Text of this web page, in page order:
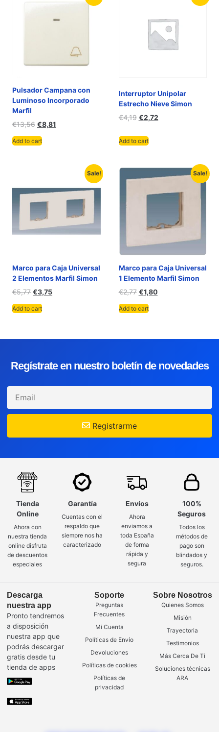
Pulsador Campana con
Luminoso Incorporado
Marfil
€13,56 €8,81
Add to cart
Interruptor Unipolar
Estrecho Nieve Simon
€4,19 €2,72
Add to cart
Sale!
Marco para Caja Universal
2 Elementos Marfil Simon
€5,77 €3,75
Add to cart
Sale!
Marco para Caja Universal
1 Elemento Marfil Simon
€2,77 €1,80
Add to cart
Regístrate en nuestro boletín de novedades
Registrarme
Tienda
Online
Ahora con
nuestra tienda
online disfruta
de descuentos
especiales
Garantía
Cuentas con el
respaldo que
siempre nos ha
caracterizado
Envíos
Ahora
enviamos a
toda España
de forma
rápida y
segura
100%
Seguros
Todos los
métodos de
pago son
blindados y
seguros.
Descarga
nuestra app
Pronto tendremos
a disposición
nuestra app que
podrás descargar
gratis desde tu
tienda de apps
Soporte
Preguntas
Frecuentes
Mi Cuenta
Políticas de Envío
Devoluciones
Políticas de cookies
Políticas de
privacidad
Sobre Nosotros
Quienes Somos
Misión
Trayectoria
Testimonios
Más Cerca De Ti
Soluciones técnicas
ARA